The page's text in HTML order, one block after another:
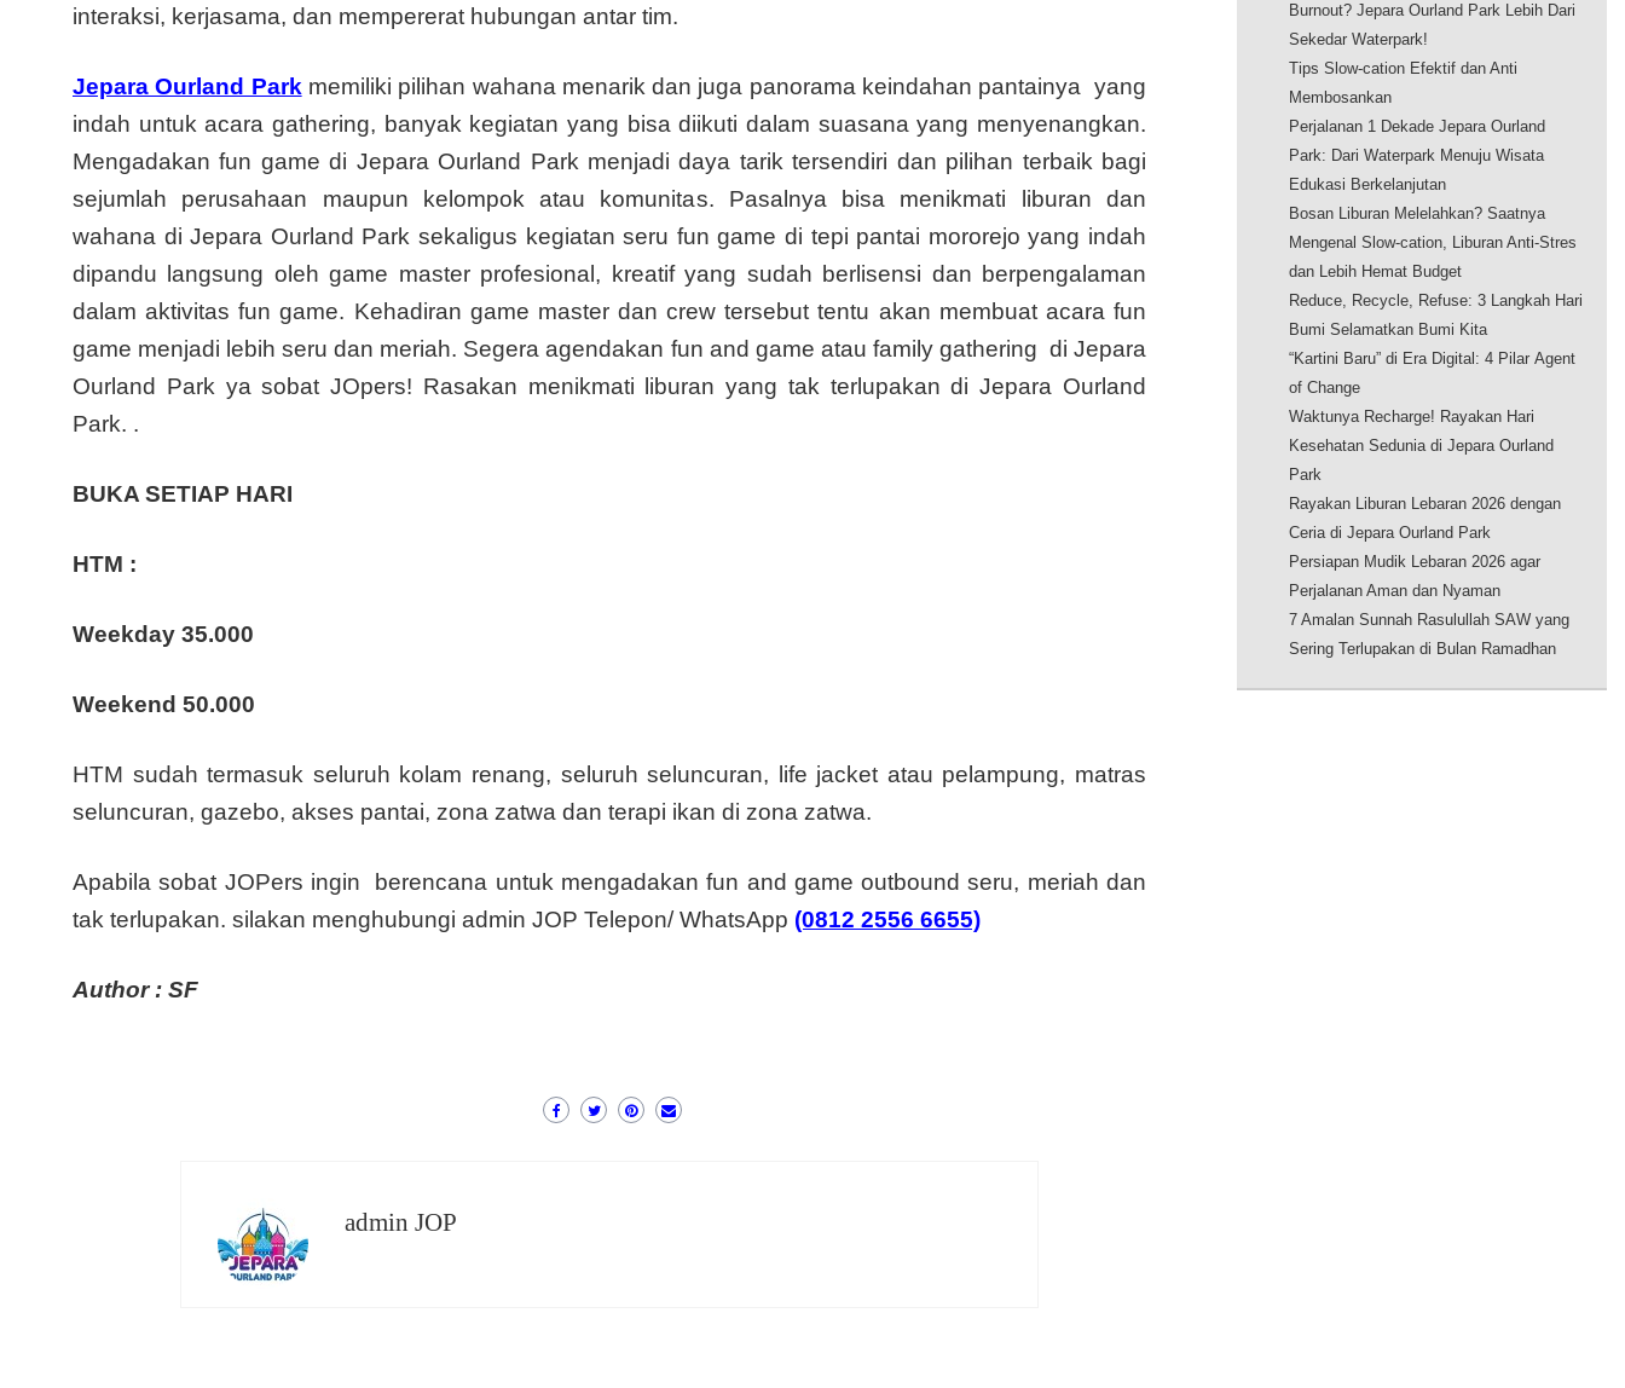
interaksi, kerjasama, dan mempererat hubungan antar tim.
Jepara Ourland Park memiliki pilihan wahana menarik dan juga panorama keindahan pantainya yang
indah untuk acara gathering, banyak kegiatan yang bisa diikuti dalam suasana yang menyenangkan.
Mengadakan fun game di Jepara Ourland Park menjadi daya tarik tersendiri dan pilihan terbaik bagi
sejumlah perusahaan maupun kelompok atau komunitas. Pasalnya bisa menikmati liburan dan
wahana di Jepara Ourland Park sekaligus kegiatan seru fun game di tepi pantai mororejo yang indah
dipandu langsung oleh game master profesional, kreatif yang sudah berlisensi dan berpengalaman
dalam aktivitas fun game. Kehadiran game master dan crew tersebut tentu akan membuat acara fun
game menjadi lebih seru dan meriah. Segera agendakan fun and game atau family gathering di Jepara
Ourland Park ya sobat JOpers! Rasakan menikmati liburan yang tak terlupakan di Jepara Ourland
Park. .
BUKA SETIAP HARI
HTM :
Weekday 35.000
Weekend 50.000
HTM sudah termasuk seluruh kolam renang, seluruh seluncuran, life jacket atau pelampung, matras
seluncuran, gazebo, akses pantai, zona zatwa dan terapi ikan di zona zatwa.
Apabila sobat JOPers ingin berencana untuk mengadakan fun and game outbound seru, meriah dan
tak terlupakan. silakan menghubungi admin JOP Telepon/ WhatsApp (0812 2556 6655)
Author : SF
admin JOP
Burnout? Jepara Ourland Park Lebih Dari
Sekedar Waterpark!
Tips Slow-cation Efektif dan Anti
Membosankan
Perjalanan 1 Dekade Jepara Ourland
Park: Dari Waterpark Menuju Wisata
Edukasi Berkelanjutan
Bosan Liburan Melelahkan? Saatnya
Mengenal Slow-cation, Liburan Anti-Stres
dan Lebih Hemat Budget
Reduce, Recycle, Refuse: 3 Langkah Hari
Bumi Selamatkan Bumi Kita
“Kartini Baru” di Era Digital: 4 Pilar Agent
of Change
Waktunya Recharge! Rayakan Hari
Kesehatan Sedunia di Jepara Ourland
Park
Rayakan Liburan Lebaran 2026 dengan
Ceria di Jepara Ourland Park
Persiapan Mudik Lebaran 2026 agar
Perjalanan Aman dan Nyaman
7 Amalan Sunnah Rasulullah SAW yang
Sering Terlupakan di Bulan Ramadhan